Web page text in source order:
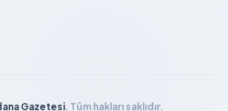
Gazetesi. Tüm hakları saklıdır.